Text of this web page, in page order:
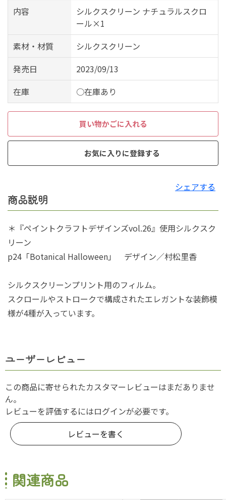
内容
シルクスクリーン ナチュラルスクロ
ール×1
素材・材質
シルクスクリーン
発売日
2023/09/13
在庫
○在庫あり
買い物かごに入れる
お気に入りに登録する
シェアする
商品説明
＊『ペイントクラフトデザインズvol.26』使用シルクスク
リーン
p24「Botanical Halloween」 デザイン／村松里香
シルクスクリーンプリント用のフィルム。
スクロールやストロークで構成されたエレガントな装飾模
様が4種が入っています。
ユーザーレビュー
この商品に寄せられたカスタマーレビューはまだありませ
ん。
レビューを評価するにはログインが必要です。
レビューを書く
関連商品